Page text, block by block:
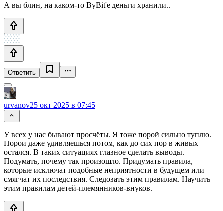
А вы блин, на каком-то ByBit'е деньги хранили..
Ответить
urvanov25 окт 2025 в 07:45
У всех у нас бывают просчёты. Я тоже порой сильно туплю.
Порой даже удивляешься потом, как до сих пор в живых
остался. В таких ситуациях главное сделать выводы.
Подумать, почему так произошло. Придумать правила,
которые исключат подобные неприятности в будущем или
смягчат их последствия. Следовать этим правилам. Научить
этим правилам детей-племянников-внуков.